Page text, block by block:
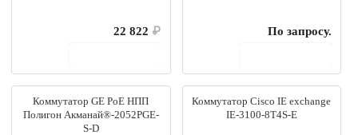
22 822 ₽
По запросу.
Коммутатор GE PoE НПП
Полигон Акманай®-2052PGE-
S-D
Коммутатор Cisco IE exchange
IE-3100-8T4S-E